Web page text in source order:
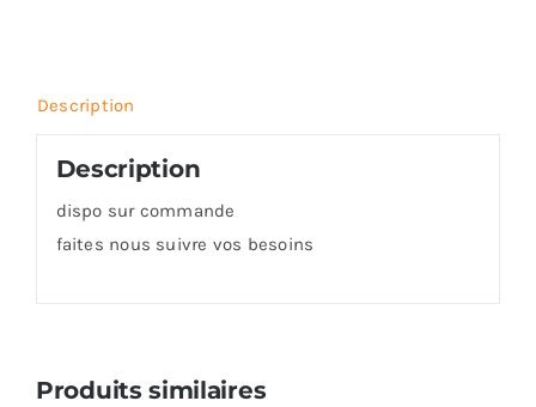
Description
Description
dispo sur commande
faites nous suivre vos besoins
Produits similaires